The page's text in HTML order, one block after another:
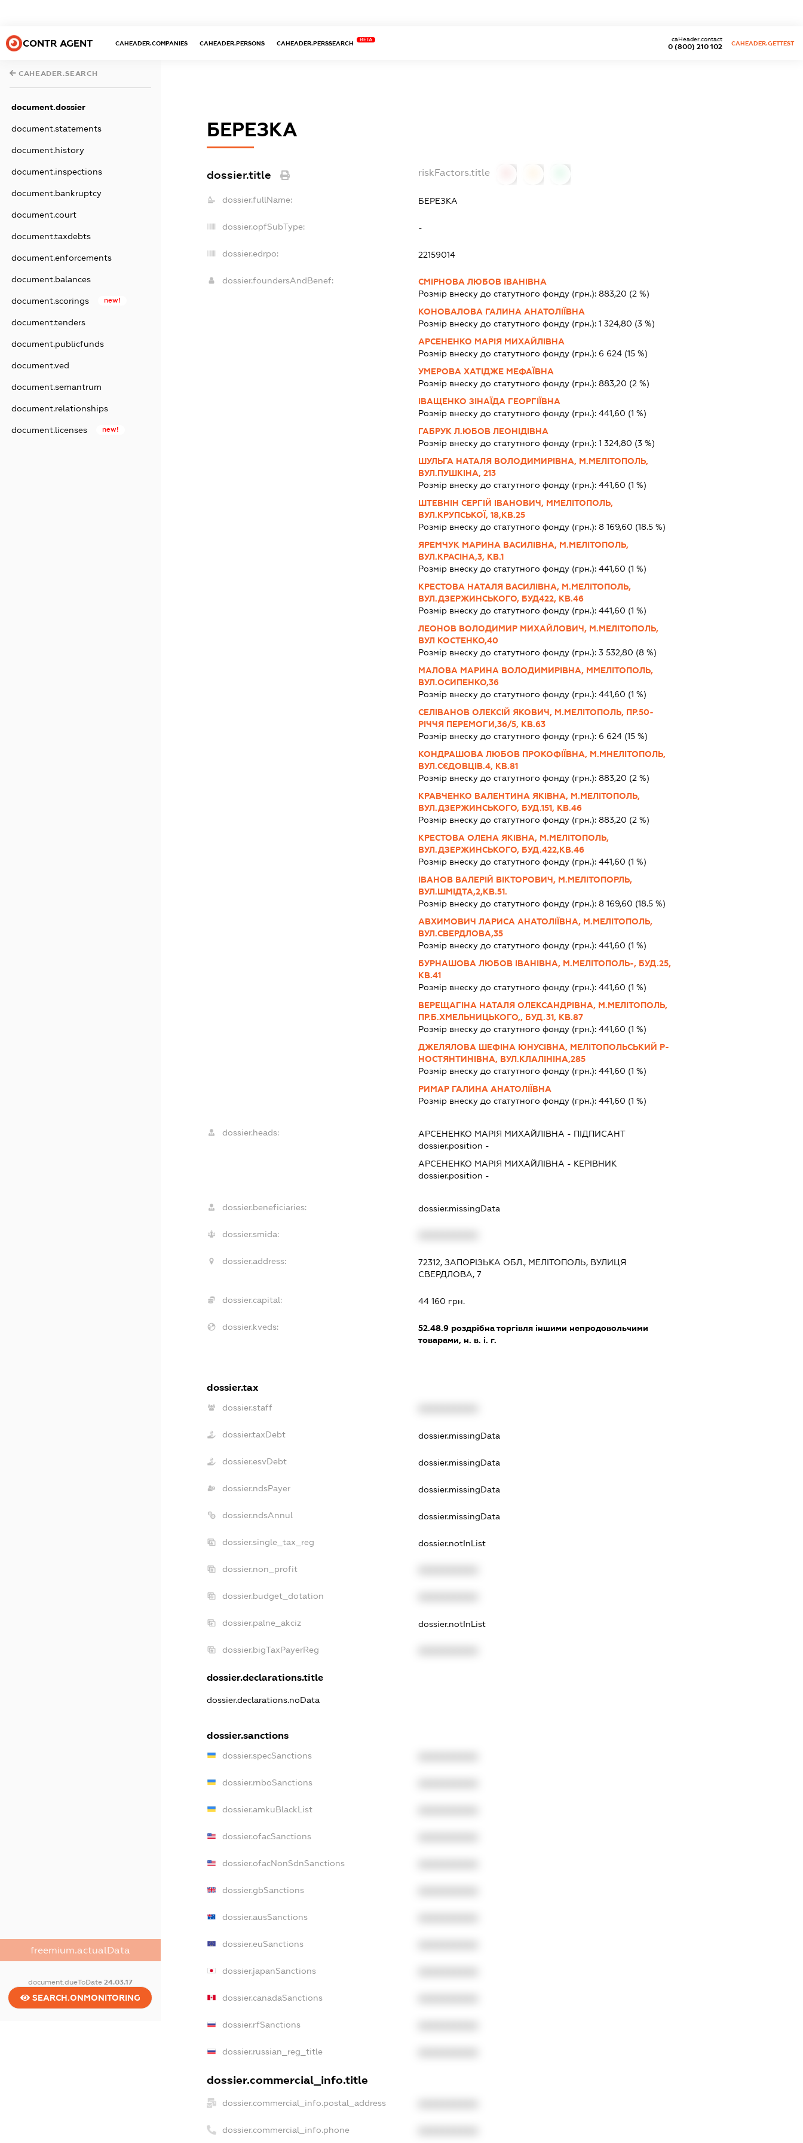
CONTR AGENT CAHEADER.COMPANIES CAHEADER.PERSONS CAHEADER.PERSSEARCH
BETA
0 (800) 210 102
caHeader.contact
CAHEADER.GETTEST
CAHEADER.SEARCH
document.dossier
document.statements
document.history
document.inspections
document.bankruptcy
document.court
document.taxdebts
document.enforcements
document.balances
document.scorings new!
document.tenders
document.publicfunds
document.ved
document.semantrum
document.relationships
document.licenses new!
freemium.actualData
document.dueToDate 24.03.17
SEARCH.ONMONITORING
БЕРЕЗКА
dossier.title riskFactors.title
dossier.fullName: БЕРЕЗКА
dossier.opfSubType: -
dossier.edrpo: 22159014
dossier.foundersAndBenef:
СМІРНОВА ЛЮБОВ ІВАНІВНА
Розмір внеску до статутного фонду (грн.): 883,20 (2 %)
КОНОВАЛОВА ГАЛИНА АНАТОЛІЇВНА
Розмір внеску до статутного фонду (грн.): 1 324,80 (3 %)
АРСЕНЕНКО МАРІЯ МИХАЙЛІВНА
Розмір внеску до статутного фонду (грн.): 6 624(15 %)
УМЕРОВА ХАТІДЖЕ МЕФАЇВНА
Розмір внеску до статутного фонду (грн.): 883,20 (2 %)
ІВАЩЕНКО ЗІНАЇДА ГЕОРГІЇВНА
Розмір внеску до статутного фонду (грн.): 441,60 (1 %)
ГАБРУК Л.ЮБОВ ЛЕОНІДІВНА
Розмір внеску до статутного фонду (грн.): 1 324,80 (3 %)
ШУЛЬГА НАТАЛЯ ВОЛОДИМИРІВНА, М.МЕЛІТОПОЛЬ,
ВУЛ.ПУШКІНА, 213
Розмір внеску до статутного фонду (грн.): 441,60 (1 %)
ШТЕВНІН СЕРГІЙ ІВАНОВИЧ, ММЕЛІТОПОЛЬ,
ВУЛ.КРУПСЬКОЇ, 18,КВ.25
Розмір внеску до статутного фонду (грн.): 8 169,60 (18.5 %)
ЯРЕМЧУК МАРИНА ВАСИЛІВНА, М.МЕЛІТОПОЛЬ,
ВУЛ.КРАСІНА,3, КВ.1
Розмір внеску до статутного фонду (грн.): 441,60 (1 %)
КРЕСТОВА НАТАЛЯ ВАСИЛІВНА, М.МЕЛІТОПОЛЬ,
ВУЛ.ДЗЕРЖИНСЬКОГО, БУД422, КВ.46
Розмір внеску до статутного фонду (грн.): 441,60 (1 %)
ЛЕОНОВ ВОЛОДИМИР МИХАЙЛОВИЧ, М.МЕЛІТОПОЛЬ,
ВУЛ КОСТЕНКО,40
Розмір внеску до статутного фонду (грн.): 3 532,80 (8 %)
МАЛОВА МАРИНА ВОЛОДИМИРІВНА, ММЕЛІТОПОЛЬ,
ВУЛ.ОСИПЕНКО,36
Розмір внеску до статутного фонду (грн.): 441,60 (1 %)
СЕЛІВАНОВ ОЛЕКСІЙ ЯКОВИЧ, М.МЕЛІТОПОЛЬ, ПР.50-
РІЧЧЯ ПЕРЕМОГИ,36/5, КВ.63
Розмір внеску до статутного фонду (грн.): 6 624(15 %)
КОНДРАШОВА ЛЮБОВ ПРОКОФІЇВНА, М.МНЕЛІТОПОЛЬ,
ВУЛ.СЄДОВЦІВ.4, КВ.81
Розмір внеску до статутного фонду (грн.): 883,20 (2 %)
КРАВЧЕНКО ВАЛЕНТИНА ЯКІВНА, М.МЕЛІТОПОЛЬ,
ВУЛ.ДЗЕРЖИНСЬКОГО, БУД.151, КВ.46
Розмір внеску до статутного фонду (грн.): 883,20 (2 %)
КРЕСТОВА ОЛЕНА ЯКІВНА, М.МЕЛІТОПОЛЬ,
ВУЛ.ДЗЕРЖИНСЬКОГО, БУД.422,КВ.46
Розмір внеску до статутного фонду (грн.): 441,60 (1 %)
ІВАНОВ ВАЛЕРІЙ ВІКТОРОВИЧ, М.МЕЛІТОПОРЛЬ,
ВУЛ.ШМІДТА,2,КВ.51.
Розмір внеску до статутного фонду (грн.): 8 169,60 (18.5 %)
АВХИМОВИЧ ЛАРИСА АНАТОЛІЇВНА, М.МЕЛІТОПОЛЬ,
ВУЛ.СВЕРДЛОВА,35
Розмір внеску до статутного фонду (грн.): 441,60 (1 %)
БУРНАШОВА ЛЮБОВ ІВАНІВНА, М.МЕЛІТОПОЛЬ-, БУД.25,
КВ.41
Розмір внеску до статутного фонду (грн.): 441,60 (1 %)
ВЕРЕЩАГІНА НАТАЛЯ ОЛЕКСАНДРІВНА, М.МЕЛІТОПОЛЬ,
ПР.Б.ХМЕЛЬНИЦЬКОГО,, БУД.31, КВ.87
Розмір внеску до статутного фонду (грн.): 441,60 (1 %)
ДЖЕЛЯЛОВА ШЕФІНА ЮНУСІВНА, МЕЛІТОПОЛЬСЬКИЙ Р-
НОСТЯНТИНІВНА, ВУЛ.КЛАЛІНІНА,285
Розмір внеску до статутного фонду (грн.): 441,60 (1 %)
РИМАР ГАЛИНА АНАТОЛІЇВНА
Розмір внеску до статутного фонду (грн.): 441,60 (1 %)
dossier.heads: АРСЕНЕНКО МАРІЯ МИХАЙЛІВНА - ПІДПИСАНТ
dossier.position -
АРСЕНЕНКО МАРІЯ МИХАЙЛІВНА - КЕРІВНИК
dossier.position -
dossier.beneficiaries: dossier.missingData
dossier.smida:
dossier.address:
72312, ЗАПОРІЗЬКА ОБЛ., МЕЛІТОПОЛЬ, ВУЛИЦЯ
СВЕРДЛОВА, 7
dossier.capital: 44 160 грн.
dossier.kveds: 52.48.9роздрібна торгівля іншими непродовольчими
товарами, н. в. і. г.
dossier.tax
dossier.staff
dossier.taxDebt dossier.missingData
dossier.esvDebt dossier.missingData
dossier.ndsPayer dossier.missingData
dossier.ndsAnnul dossier.missingData
dossier.single_tax_reg dossier.notInList
dossier.non_profit
dossier.budget_dotation
dossier.palne_akciz dossier.notInList
dossier.bigTaxPayerReg
dossier.declarations.title
dossier.declarations.noData
dossier.sanctions
dossier.specSanctions
dossier.rnboSanctions
dossier.amkuBlackList
dossier.ofacSanctions
dossier.ofacNonSdnSanctions
dossier.gbSanctions
dossier.ausSanctions
dossier.euSanctions
dossier.japanSanctions
dossier.canadaSanctions
dossier.rfSanctions
dossier.russian_reg_title
dossier.commercial_info.title
dossier.commercial_info.postal_address
dossier.commercial_info.phone